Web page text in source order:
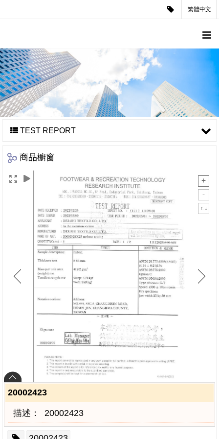
繁體中文
TEST REPORT
商品櫥窗
20002423
描述： 20002423